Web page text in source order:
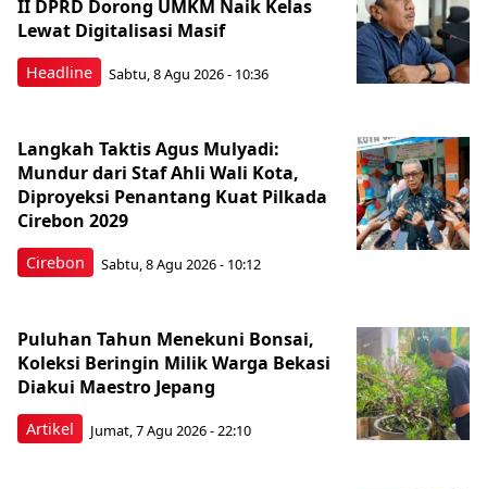
Headline
II DPRD Dorong UMKM Naik Kelas
Lewat Digitalisasi Masif
Sabtu, 8 Agu 2026 - 10:36
Cirebon
Langkah Taktis Agus Mulyadi:
Mundur dari Staf Ahli Wali Kota,
Diproyeksi Penantang Kuat Pilkada
Cirebon 2029
Sabtu, 8 Agu 2026 - 10:12
Artikel
Puluhan Tahun Menekuni Bonsai,
Koleksi Beringin Milik Warga Bekasi
Diakui Maestro Jepang
Jumat, 7 Agu 2026 - 22:10